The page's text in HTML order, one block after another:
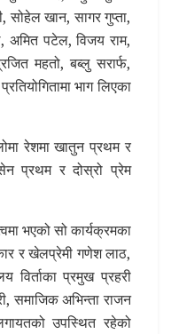
खान, सागर गुप्ता,
पटेल, विजय राम,
महतो, बब्लु सरार्फ,
भाग लिएका
रेशमा खातुन प्रथम र
प्रथम र दोस्रो प्रेम
भएको सो कार्यक्रमका
र खेलप्रेमी गणेश लाठ,
विर्ताका प्रमुख प्रहरी
समाजिक अभिन्ता राजन
उपस्थित रहेको